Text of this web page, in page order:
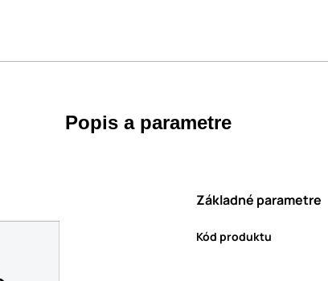
Popis a parametre
Základné parametre
Kód produktu